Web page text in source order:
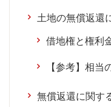
土地の無償返還
借地権と権利
【参考】相当
無償返還に関す